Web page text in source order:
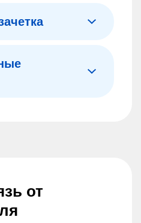
от